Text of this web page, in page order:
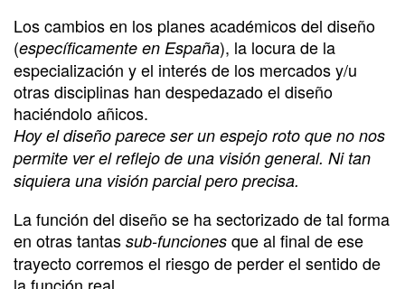
Los cambios en los planes académicos del diseño
(específicamente en España), la locura de la
especialización y el interés de los mercados y/u
otras disciplinas han despedazado el diseño
haciéndolo añicos.
Hoy el diseño parece ser un espejo roto que no nos
permite ver el reflejo de una visión general. Ni tan
siquiera una visión parcial pero precisa.
La función del diseño se ha sectorizado de tal forma
en otras tantas sub-funciones que al final de ese
trayecto corremos el riesgo de perder el sentido de
la función real.